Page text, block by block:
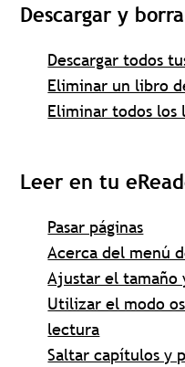
Descargar y
Descargar todos
Eliminar un libro
Eliminar todos los
Leer en tu
Pasar páginas
Acerca del menú
Ajustar el
Utilizar el modo
lectura
Saltar capítulos y